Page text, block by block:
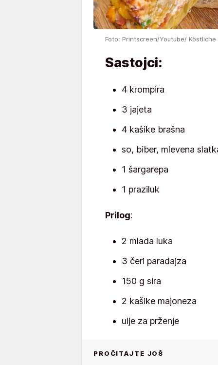
Foto: Printscreen/Youtube/
Sastojci:
4 krompira
3 jajeta
4 kašike brašna
so, biber, mlevena
1 šargarepa
1 praziluk
Prilog:
2 mlada luka
3 čeri paradajza
150 g sira
2 kašike majoneza
ulje za prženje
PROČITAJTE JOŠ